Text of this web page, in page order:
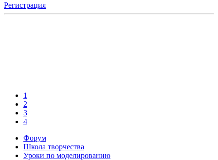
Регистрация
всю
в
1
2
3
4
Форум
Школа творчества
Уроки по моделированию